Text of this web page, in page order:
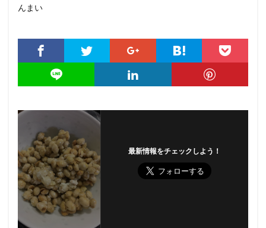
んまい
最新情報をチェックしよう！